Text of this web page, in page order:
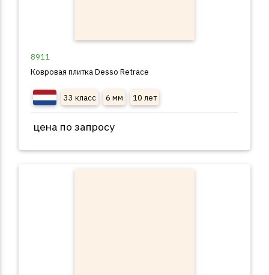
8911
Ковровая плитка Desso Retrace
33 класс 6 мм 10 лет
цена по запросу